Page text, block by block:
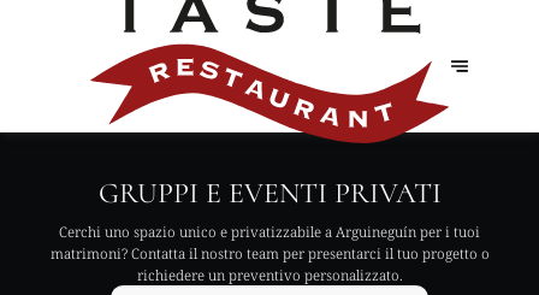
GRUPPI E EVENTI PRIVATI
Cerchi uno spazio unico e privatizzabile a Arguineguín per i tuoi
matrimoni? Contatta il nostro team per presentarci il tuo progetto o
richiedere un preventivo personalizzato.